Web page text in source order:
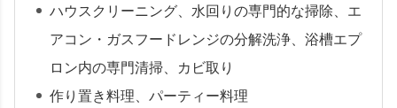
ハウスクリーニング、水回りの専門的な掃除、エ
アコン・ガスフードレンジの分解洗浄、浴槽エプ
ロン内の専門清掃、カビ取り
作り置き料理、パーティー料理